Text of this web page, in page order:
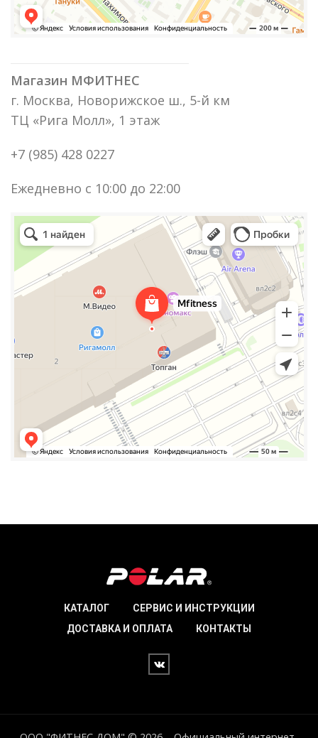
Магазин МФИТНЕС
г. Москва, Новорижское ш., 5-й км
ТЦ «Рига Молл», 1 этаж
+7 (985) 428 0227
Ежедневно c 10:00 дo 22:00
КАТАЛОГ
СЕРВИС И ИНСТРУКЦИИ
ДОСТАВКА И ОПЛАТА
КОНТАКТЫ